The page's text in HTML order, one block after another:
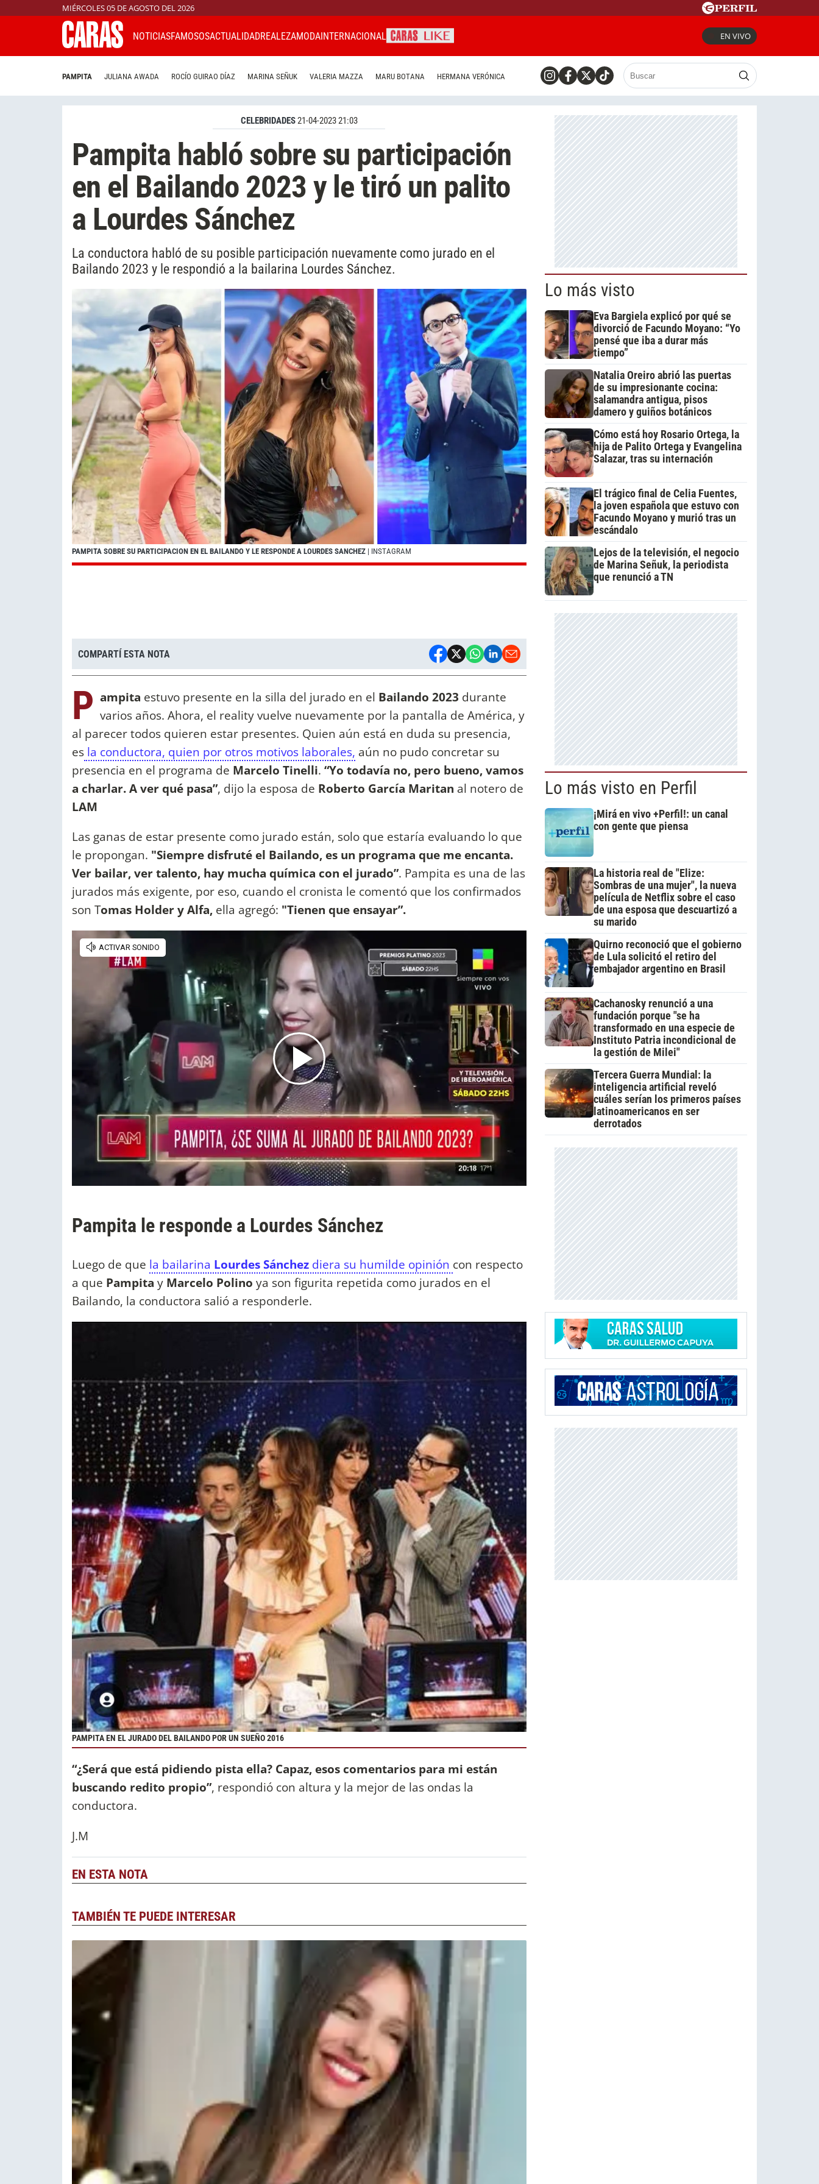
MIÉRCOLES 05 DE AGOSTO DEL 2026
NOTICIASFAMOSOSACTUALIDADREALEZAMODAINTERNACIONAL EN VIVO
PAMPITA JULIANA AWADA ROCÍO GUIRAO DÍAZ MARINA SEÑUK VALERIA MAZZA MARU BOTANA HERMANA VERÓNICA
CELEBRIDADES21-04-2023 21:03
Pampita habló sobre su participación
en el Bailando 2023 y le tiró un palito
a Lourdes Sánchez
La conductora habló de su posible participación nuevamente como jurado en el
Bailando 2023 y le respondió a la bailarina Lourdes Sánchez.
PAMPITA SOBRE SU PARTICIPACION EN EL BAILANDO Y LE RESPONDE A LOURDES SANCHEZ | INSTAGRAM
COMPARTÍ ESTA NOTA
P ampita estuvo presente en la silla del jurado en el Bailando 2023 durante
varios años. Ahora, el reality vuelve nuevamente por la pantalla de América, y
al parecer todos quieren estar presentes. Quien aún está en duda su presencia,
es la conductora, quien por otros motivos laborales, aún no pudo concretar su
presencia en el programa de Marcelo Tinelli. “Yo todavía no, pero bueno, vamos
a charlar. A ver qué pasa”, dijo la esposa de Roberto García Maritan al notero de
LAM
Las ganas de estar presente como jurado están, solo que estaría evaluando lo que
le propongan. "Siempre disfruté el Bailando, es un programa que me encanta.
Ver bailar, ver talento, hay mucha química con el jurado”. Pampita es una de las
jurados más exigente, por eso, cuando el cronista le comentó que los confirmados
son Tomas Holder y Alfa, ella agregó: "Tienen que ensayar”.
Pampita le responde a Lourdes Sánchez
Luego de que la bailarina Lourdes Sánchez diera su humilde opinión con respecto
a que Pampita y Marcelo Polino ya son figurita repetida como jurados en el
Bailando, la conductora salió a responderle.
PAMPITA EN EL JURADO DEL BAILANDO POR UN SUEÑO 2016
“¿Será que está pidiendo pista ella? Capaz, esos comentarios para mi están
buscando redito propio”, respondió con altura y la mejor de las ondas la
conductora.
J.M
EN ESTA NOTA
TAMBIÉN TE PUEDE INTERESAR
Lo más visto
Eva Bargiela explicó por qué se
divorció de Facundo Moyano: “Yo
pensé que iba a durar más
tiempo”
Natalia Oreiro abrió las puertas
de su impresionante cocina:
salamandra antigua, pisos
damero y guiños botánicos
Cómo está hoy Rosario Ortega, la
hija de Palito Ortega y Evangelina
Salazar, tras su internación
El trágico final de Celia Fuentes,
la joven española que estuvo con
Facundo Moyano y murió tras un
escándalo
Lejos de la televisión, el negocio
de Marina Señuk, la periodista
que renunció a TN
Lo más visto en Perfil
¡Mirá en vivo +Perfil!: un canal
con gente que piensa
La historia real de "Elize:
Sombras de una mujer", la nueva
película de Netflix sobre el caso
de una esposa que descuartizó a
su marido
Quirno reconoció que el gobierno
de Lula solicitó el retiro del
embajador argentino en Brasil
Cachanosky renunció a una
fundación porque "se ha
transformado en una especie de
Instituto Patria incondicional de
la gestión de Milei"
Tercera Guerra Mundial: la
inteligencia artificial reveló
cuáles serían los primeros países
latinoamericanos en ser
derrotados